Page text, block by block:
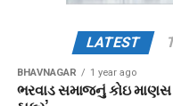
LATEST
BHAVNAGAR 1 year ago
ભરવાડ સમાજનું કોઇ માણસ